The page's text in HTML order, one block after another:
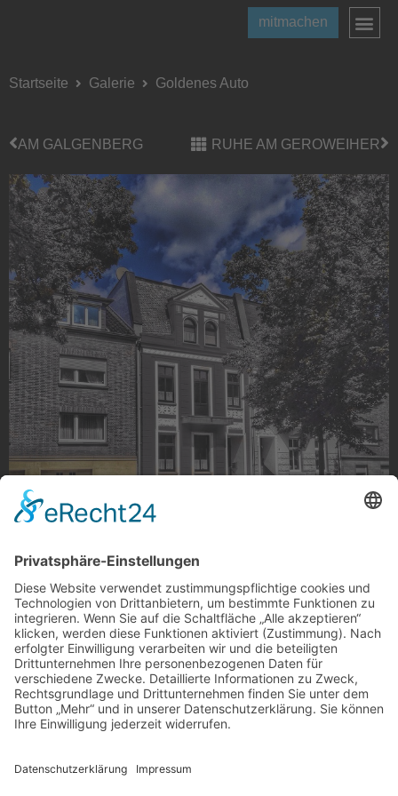
mitmachen
Startseite Galerie Goldenes Auto
AM GALGENBERG RUHE AM GEROWEIHER
Goldenes Auto
Dieses goldene Auto wurde in Gladbach entdeckt. Bling
Bling
Foto: ig29 via Instagram